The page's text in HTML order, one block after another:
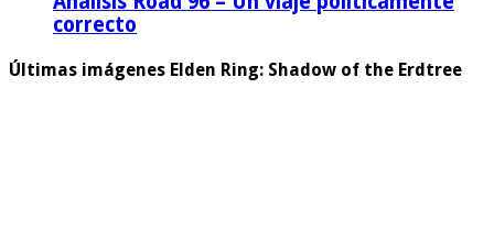
correcto
Últimas imágenes Elden Ring: Shadow of the Erdtree